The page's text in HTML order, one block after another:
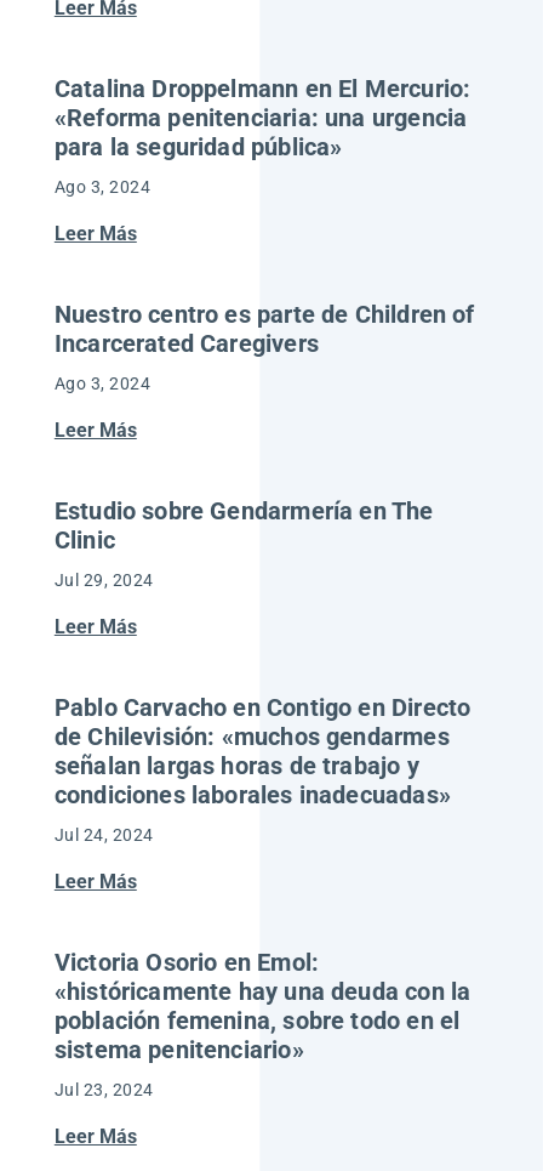
Leer Más
Catalina Droppelmann en El Mercurio:
«Reforma penitenciaria: una urgencia
para la seguridad pública»
Ago 3, 2024
Leer Más
Nuestro centro es parte de Children of
Incarcerated Caregivers
Ago 3, 2024
Leer Más
Estudio sobre Gendarmería en The
Clinic
Jul 29, 2024
Leer Más
Pablo Carvacho en Contigo en Directo
de Chilevisión: «muchos gendarmes
señalan largas horas de trabajo y
condiciones laborales inadecuadas»
Jul 24, 2024
Leer Más
Victoria Osorio en Emol:
«históricamente hay una deuda con la
población femenina, sobre todo en el
sistema penitenciario»
Jul 23, 2024
Leer Más